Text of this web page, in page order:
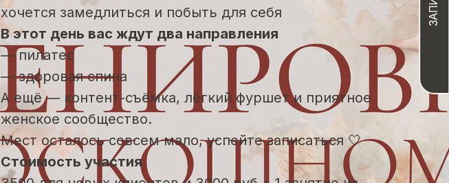
хочется замедлиться и побыть для себя
В этот день вас ждут два направления
— пилатес
— здоровая спина
А ещё — контент-съёмка, лёгкий фуршет и приятное
женское сообщество.
Мест осталось совсем мало, успейте записаться 🤍
Стоимость участия